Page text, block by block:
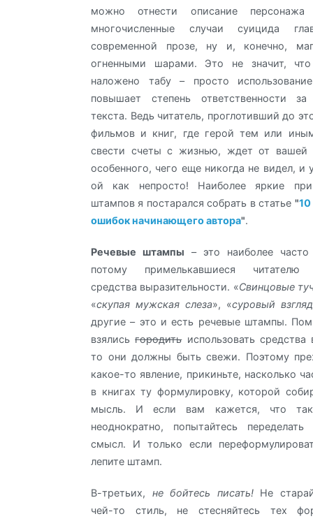
можно отнести описание персонажа
многочисленные случаи суицида
современной прозе, ну и, конечно,
огненными шарами. Это не значит,
наложено табу – просто
повышает степень ответственности
текста. Ведь читатель, проглотивший до
фильмов и книг, где герой тем или
свести счеты с жизнью, ждет от вашей
особенного, чего еще никогда не видел, и
ой как непросто! Наиболее яркие
штампов я постарался собрать в статье "
ошибок начинающего автора".
Речевые штампы – это наиболее
потому примелькавшиеся читателю
средства выразительности. «Свинцовые
«скупая мужская слеза», «суровый
другие – это и есть речевые штампы.
взялисьгородитьиспользовать средства
то они должны быть свежи. Поэтому
какое-то явление, прикиньте, насколько
в книгах ту формулировку, которой
мысль. И если вам кажется, что
неоднократно, попытайтесь
смысл. И только если
лепите штамп.
В-третьих, не бойтесь писать!Не
чей-то стиль, не стесняйтесь тех